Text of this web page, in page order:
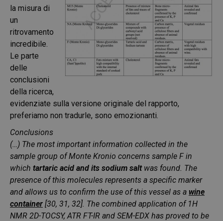
la misura di
un
ritrovamento
incredibile.
Le parte
delle
conclusioni
della ricerca,
evidenziate sulla versione originale del rapporto,
preferiamo non tradurle, sono emozionanti.
Conclusions
(…) The most important information collected in the
sample group of Monte Kronio concerns sample F in
which tartaric acid and its sodium saltwas found. The
presence of this molecules represents a specific marker
and allows us to confirm the use of this vessel as a wine
container [30, 31, 32]. The combined application of 1H
NMR 2D-TOCSY, ATR FT-IR and SEM-EDX has proved to be